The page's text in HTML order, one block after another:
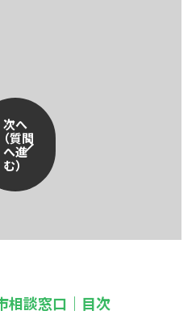
次へ
（質問
へ進
む）
相談窓口｜目次